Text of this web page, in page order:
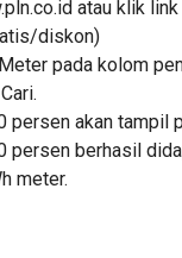
atau klik link
diskon)
pada kolom
akan tampil
berhasil
meter.